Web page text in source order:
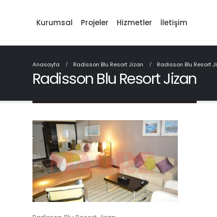
Kurumsal Projeler Hizmetler İletişim
Anasayfa Radisson Blu Resort Jizan Radisson Blu Resort
Radisson Blu Resort Jizan